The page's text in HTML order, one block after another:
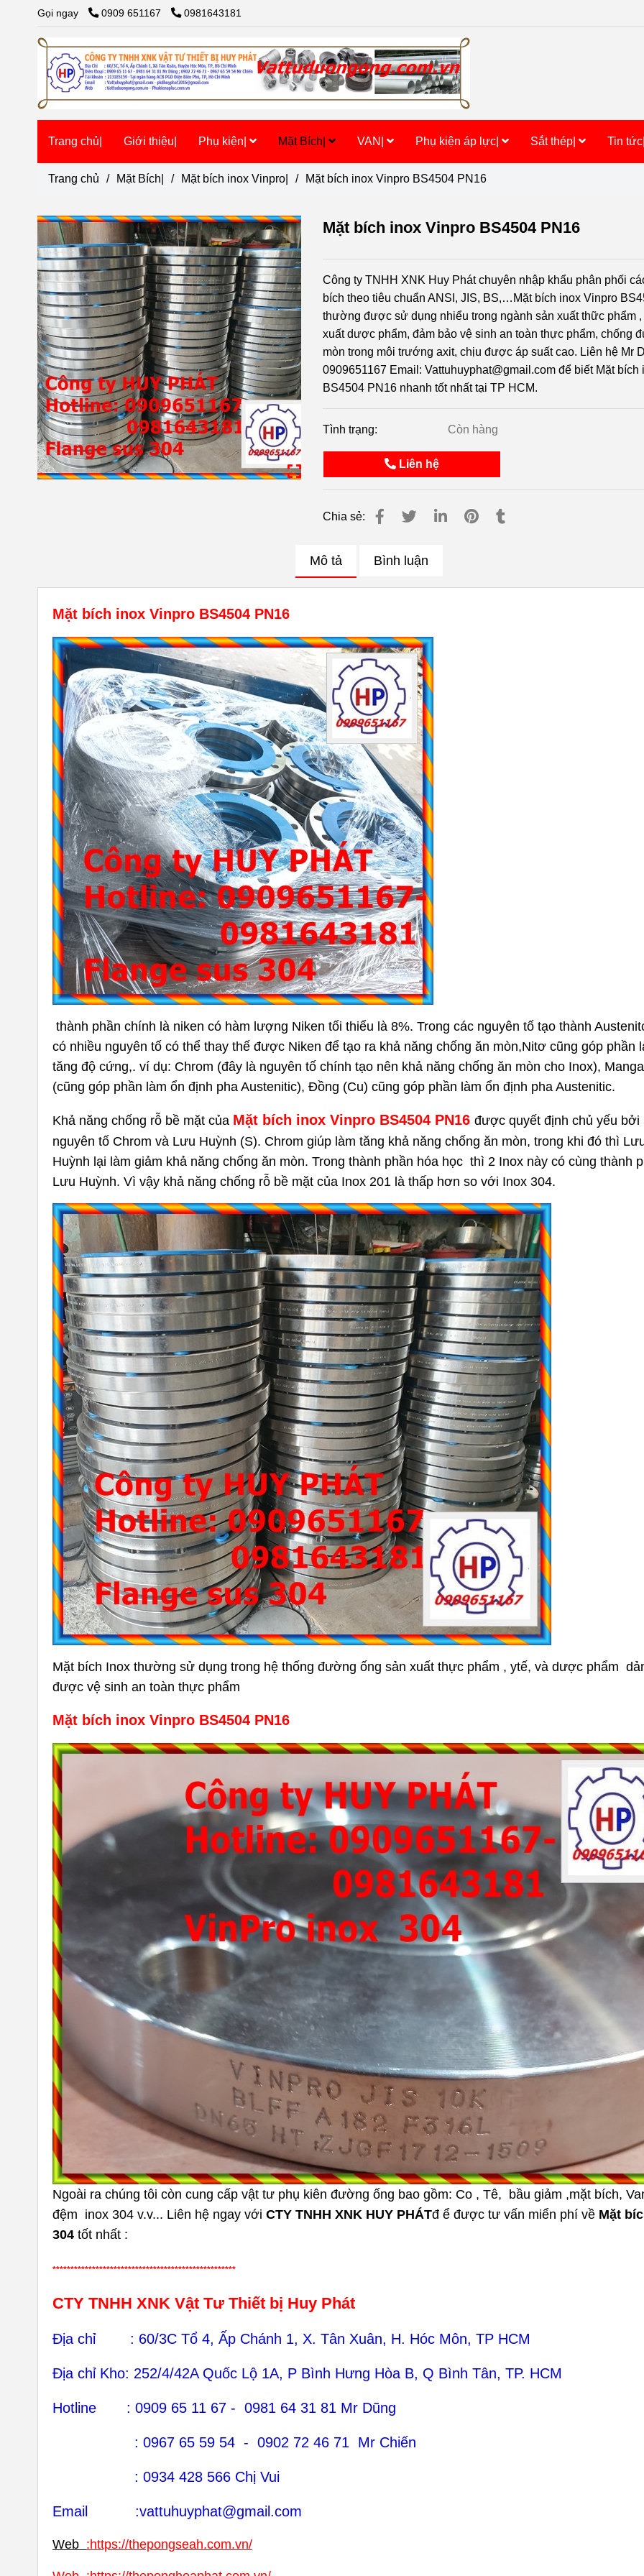
Gọi ngay 0909 651167 0981643181
Trang chủ| Giới thiệu| Phụ kiện| Mặt Bích| VAN| Phụ kiện áp lực| Sắt thép| Tin tức|
Trang chủ / Mặt Bích| / Mặt bích inox Vinpro| / Mặt bích inox Vinpro BS4504 PN16
Mặt bích inox Vinpro BS4504 PN16
Công ty TNHH XNK Huy Phát chuyên nhập khẩu phân phối
bích theo tiêu chuẩn ANSI, JIS, BS,…Mặt bích inox Vinpro
thường được sử dụng nhiểu trong ngành sản xuất thữc phẩm ,
xuất dược phẩm, đảm bảo vệ sinh an toàn thực phẩm, chống
mòn trong môi trướng axit, chịu được áp suất cao. Liên hệ Mr
0909651167 Email: Vattuhuyphat@gmail.com để biết Mặt bích
BS4504 PN16 nhanh tốt nhất tại TP HCM.
Tình trạng: Còn hàng
Liên hệ
Chia sẻ:
Mô tả Bình luận
Mặt bích inox Vinpro BS4504 PN16
thành phần chính là niken có hàm lượng Niken tối thiểu là 8%. Trong các nguyên tố tạo thành
có nhiều nguyên tố có thể thay thế được Niken để tạo ra khả năng chống ăn mòn,Nitơ cũng góp phần
tăng độ cứng,. ví dụ: Chrom (đây là nguyên tố chính tạo nên khả năng chống ăn mòn cho Inox),
(cũng góp phần làm ổn định pha Austenitic), Đồng (Cu) cũng góp phần làm ổn định pha Austenitic.
Khả năng chống rỗ bề mặt của Mặt bích inox Vinpro BS4504 PN16 được quyết định chủ yếu bởi
nguyên tố Chrom và Lưu Huỳnh (S). Chrom giúp làm tăng khả năng chống ăn mòn, trong khi đó thì
Huỳnh lại làm giảm khả năng chống ăn mòn. Trong thành phần hóa học thì 2 Inox này có cùng thành
Lưu Huỳnh. Vì vậy khả năng chống rỗ bề mặt của Inox 201 là thấp hơn so với Inox 304.
Mặt bích Inox thường sử dụng trong hệ thống đường ống sản xuất thực phẩm , ytế, và dược phẩm
được vệ sinh an toàn thực phẩm
Mặt bích inox Vinpro BS4504 PN16
Ngoài ra chúng tôi còn cung cấp vật tư phụ kiên đường ống bao gồm: Co , Tê, bầu giảm ,mặt bích,
đệm inox 304 v.v... Liên hệ ngay với CTY TNHH XNK HUY PHÁTđ ể được tư vấn miển phí về Mặt
304 tốt nhất :
***************************************************
CTY TNHH XNK Vật Tư Thiết bị Huy Phát
Địa chỉ : 60/3C Tổ 4, Ấp Chánh 1, X. Tân Xuân, H. Hóc Môn, TP HCM
Địa chỉ Kho: 252/4/42A Quốc Lộ 1A, P Bình Hưng Hòa B, Q Bình Tân, TP. HCM
Hotline : 0909 65 11 67 - 0981 64 31 81 Mr Dũng
: 0967 65 59 54 - 0902 72 46 71 Mr Chiến
: 0934 428 566 Chị Vui
Email :vattuhuyphat@gmail.com
Web :https://thepongseah.com.vn/